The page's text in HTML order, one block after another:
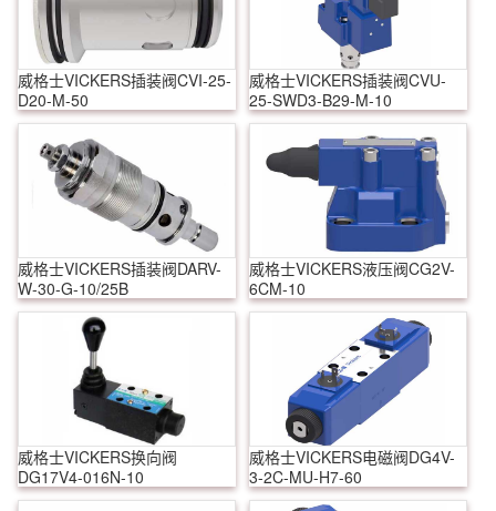
威格士VICKERS插装阀CVI-25-
D20-M-50
威格士VICKERS插装阀CVU-
25-SWD3-B29-M-10
威格士VICKERS插装阀DARV-
W-30-G-10/25B
威格士VICKERS液压阀CG2V-
6CM-10
威格士VICKERS换向阀
DG17V4-016N-10
威格士VICKERS电磁阀DG4V-
3-2C-MU-H7-60